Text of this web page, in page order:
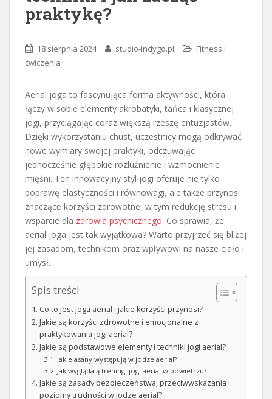
praktykę?
18 sierpnia 2024 studio-indygo.pl
Fitness i
ćwiczenia
Aerial joga to fascynująca forma aktywności, która
łączy w sobie elementy akrobatyki, tańca i klasycznej
jogi, przyciągając coraz większą rzeszę entuzjastów.
Dzięki wykorzystaniu chust, uczestnicy mogą odkrywać
nowe wymiary swojej praktyki, odczuwając
jednocześnie głębokie rozluźnienie i wzmocnienie
mięśni. Ten innowacyjny styl jogi oferuje nie tylko
poprawę elastyczności i równowagi, ale także przynosi
znaczące korzyści zdrowotne, w tym redukcję stresu i
wsparcie dla zdrowia psychicznego. Co sprawia, że
aerial joga jest tak wyjątkowa? Warto przyjrzeć się bliżej
jej zasadom, technikom oraz wpływowi na nasze ciało i
umysł.
Spis treści
Co to jest joga aerial i jakie korzyści przynosi?
Jakie są korzyści zdrowotne i emocjonalne z
praktykowania jogi aerial?
Jakie są podstawowe elementy i techniki jogi aerial?
Jakie asany występują w jodze aerial?
Jak wyglądają treningi jogi aerial w powietrzu?
Jakie są zasady bezpieczeństwa, przeciwwskazania i
poziomy trudności w jodze aerial?